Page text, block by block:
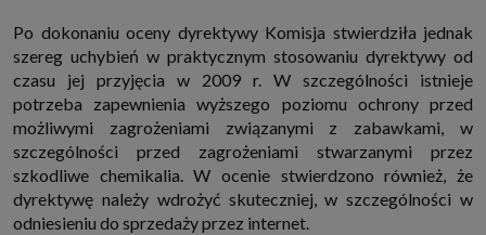
Po dokonaniu oceny dyrektywy Komisja stwierdziła jednak
szereg uchybień w praktycznym stosowaniu dyrektywy od
czasu jej przyjęcia w 2009 r. W szczególności istnieje
potrzeba zapewnienia wyższego poziomu ochrony przed
możliwymi zagrożeniami związanymi z zabawkami, w
szczególności przed zagrożeniami stwarzanymi przez
szkodliwe chemikalia. W ocenie stwierdzono również, że
dyrektywę należy wdrożyć skuteczniej, w szczególności w
odniesieniu do sprzedaży przez internet.